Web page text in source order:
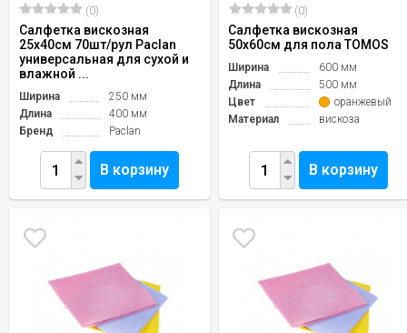
(0)
Салфетка вискозная
25х40см 70шт/рул Paclan
универсальная для сухой и
влажной ...
Ширина
250 мм
Длина
400 мм
Бренд
Paclan
В корзину
(0)
Салфетка вискозная
50х60см для пола TOMOS
Ширина
600 мм
Длина
500 мм
Цвет
оранжевый
Материал
вискоза
В корзину